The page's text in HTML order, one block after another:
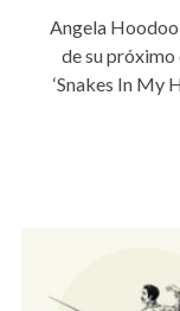
Angela
de su próximo
‘Snakes In My